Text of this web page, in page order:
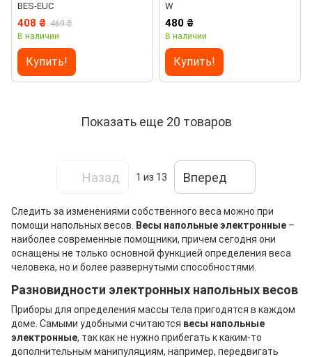
BES-EUC
408 ₴ 469 ₴
В наличии
Купить!
W
480 ₴
В наличии
Купить!
Показать еще 20 товаров
Назад 1 из 13 Вперед
Следить за изменениями собственного веса можно при
помощи напольных весов. Весы напольныеэлектронные –
наиболее современные помощники, причем сегодня они
оснащены не только основной функцией определения веса
человека, но и более развернутыми способностями.
Разновидности электронных напольных весов
Приборы для определения массы тела пригодятся в каждом
доме. Самыми удобными считаются весы напольные
электронные, так как не нужно прибегать к каким-то
дополнительным манипуляциям, например, передвигать